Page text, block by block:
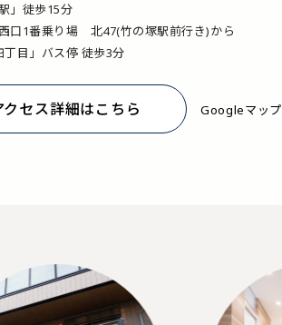
」徒歩15分
口1番乗り場 北47(竹の塚駅前行き)から
丁目」バス停 徒歩3分
クセス詳細はこちら Googleマップ